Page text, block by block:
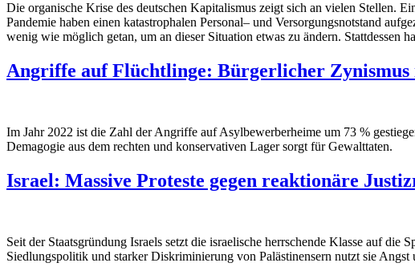
Die organische Krise des deutschen Kapitalismus zeigt sich an vielen Stellen.
Pandemie haben einen katastrophalen Personal– und Versorgungsnotstand
wenig wie möglich getan, um an dieser Situation etwas zu ändern. Stattdessen
Angriffe auf Flüchtlinge: Bürgerlicher
Im Jahr 2022 ist die Zahl der Angriffe auf Asylbewerberheime um 73 %
Demagogie aus dem rechten und konservativen Lager sorgt für Gewalttaten.
Israel: Massive Proteste gegen reaktionäre
Seit der Staatsgründung Israels setzt die israelische herrschende Klasse auf
Siedlungspolitik und starker Diskriminierung von Palästinensern nutzt sie